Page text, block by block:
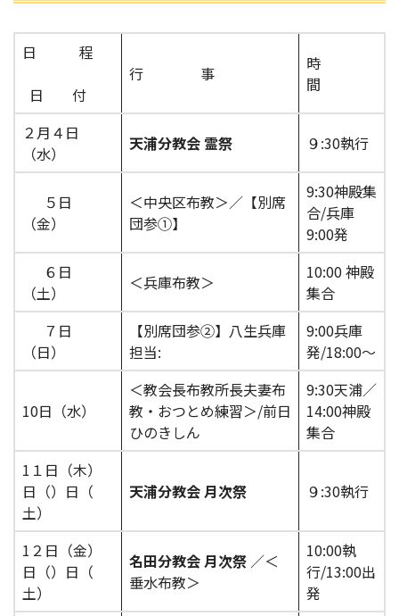
日 程
日 付
行 事
時
間
２月４日
（水）
天浦分教会 霊祭 ９:30執行
５日
（金）
＜中央区布教＞／【別席
団参①】
9:30神殿集
合/兵庫
9:00発
６日
（土）
＜兵庫布教＞
10:00 神殿
集合
７日
（日）
【別席団参②】八生兵庫
担当:
9:00兵庫
発/18:00～
10日（水）
＜教会長布教所長夫妻布
教・おつとめ練習＞/前日
ひのきしん
9:30天浦／
14:00神殿
集合
1１日（木）
日（）日（
土）
天浦分教会 月次祭 ９:30執行
1２日（金）
日（）日（
土）
名田分教会 月次祭 ／＜
垂水布教＞
10:00執
行/13:00出
発